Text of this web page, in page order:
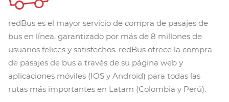
redBus es el mayor servicio de compra de pasajes de
bus en línea, garantizado por más de 8 millones de
usuarios felices y satisfechos. redBus ofrece la compra
de pasajes de bus a través de su página web y
aplicaciones móviles (IOS y Android) para todas las
rutas más importantes en Latam (Colombia y Perú).